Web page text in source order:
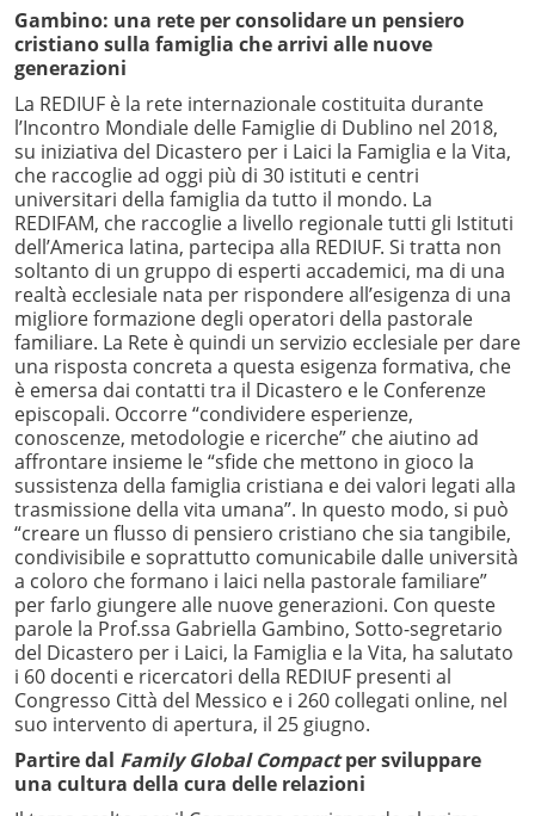
Gambino: una rete per consolidare un pensiero
cristiano sulla famiglia che arrivi alle nuove
generazioni
La REDIUF è la rete internazionale costituita durante
l’Incontro Mondiale delle Famiglie di Dublino nel 2018,
su iniziativa del Dicastero per i Laici la Famiglia e la Vita,
che raccoglie ad oggi più di 30 istituti e centri
universitari della famiglia da tutto il mondo. La
REDIFAM, che raccoglie a livello regionale tutti gli Istituti
dell’America latina, partecipa alla REDIUF. Si tratta non
soltanto di un gruppo di esperti accademici, ma di una
realtà ecclesiale nata per rispondere all’esigenza di una
migliore formazione degli operatori della pastorale
familiare. La Rete è quindi un servizio ecclesiale per dare
una risposta concreta a questa esigenza formativa, che
è emersa dai contatti tra il Dicastero e le Conferenze
episcopali. Occorre “condividere esperienze,
conoscenze, metodologie e ricerche” che aiutino ad
affrontare insieme le “sfide che mettono in gioco la
sussistenza della famiglia cristiana e dei valori legati alla
trasmissione della vita umana”. In questo modo, si può
“creare un flusso di pensiero cristiano che sia tangibile,
condivisibile e soprattutto comunicabile dalle università
a coloro che formano i laici nella pastorale familiare”
per farlo giungere alle nuove generazioni. Con queste
parole la Prof.ssa Gabriella Gambino, Sotto-segretario
del Dicastero per i Laici, la Famiglia e la Vita, ha salutato
i 60 docenti e ricercatori della REDIUF presenti al
Congresso Città del Messico e i 260 collegati online, nel
suo intervento di apertura, il 25 giugno.
Partire dal Family Global Compactper sviluppare
una cultura della cura delle relazioni